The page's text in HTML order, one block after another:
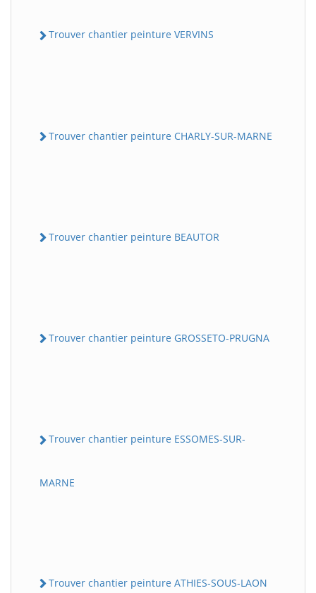
Trouver chantier peinture VERVINS
Trouver chantier peinture CHARLY-SUR-MARNE
Trouver chantier peinture BEAUTOR
Trouver chantier peinture GROSSETO-PRUGNA
Trouver chantier peinture ESSOMES-SUR-
MARNE
Trouver chantier peinture ATHIES-SOUS-LAON